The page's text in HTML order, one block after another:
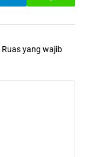
Ruas yang wajib